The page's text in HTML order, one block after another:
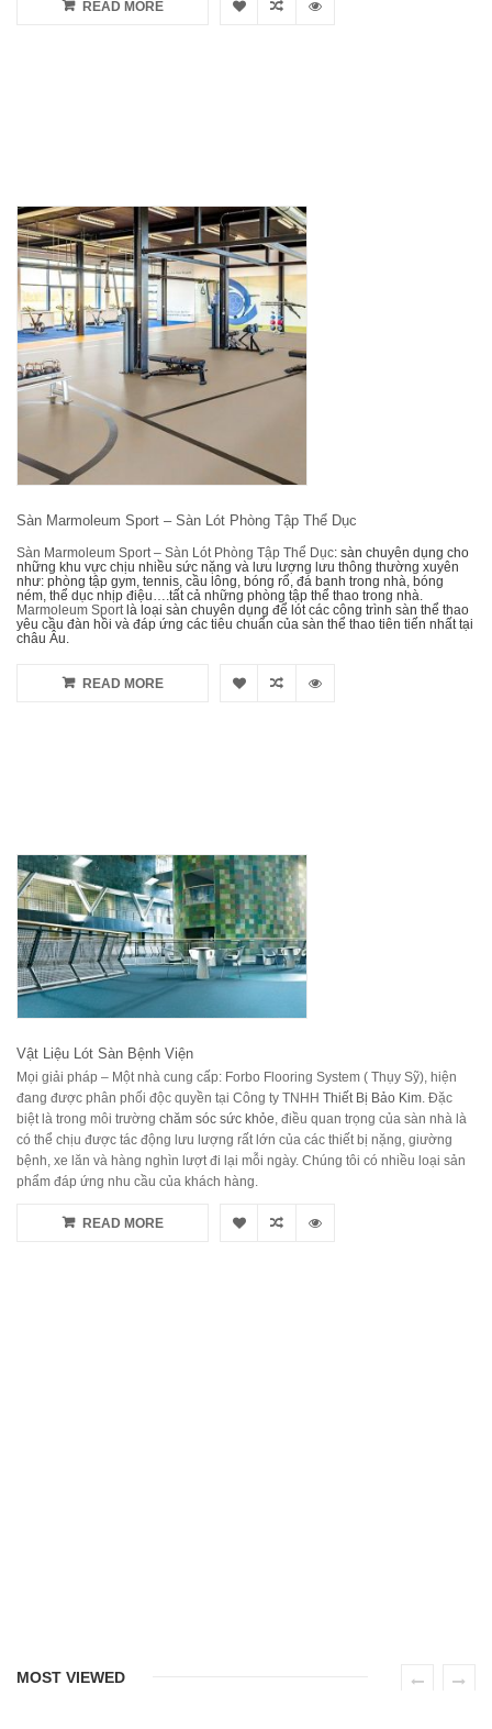
READ MORE
Sàn Marmoleum Sport – Sàn Lót Phòng Tập Thể Dục
Sàn Marmoleum Sport – Sàn Lót Phòng Tập Thể Dục: sàn chuyên dụng cho
những khu vực chịu nhiều sức nặng và lưu lượng lưu thông thường xuyên
như: phòng tập gym, tennis, cầu lông, bóng rổ, đá banh trong nhà, bóng
ném, thể dục nhịp điệu….tất cả những phòng tập thể thao trong nhà.
Marmoleum Sportlà loại sàn chuyên dụng để lót các công trình sàn thể thao
yêu cầu đàn hồi và đáp ứng các tiêu chuẩn của sàn thể thao tiên tiến nhất tại
châu Âu.
READ MORE
Vật Liệu Lót Sàn Bệnh Viện
Mọi giải pháp – Một nhà cung cấp: Forbo Flooring System ( Thụy Sỹ), hiện
đang được phân phối độc quyền tại Công ty TNHH Thiết Bị Bảo Kim. Đặc
biệt là trong môi trường chăm sóc sức khỏe, điều quan trọng của sàn nhà là
có thể chịu được tác động lưu lượng rất lớn của các thiết bị nặng, giường
bệnh, xe lăn và hàng nghìn lượt đi lại mỗi ngày. Chúng tôi có nhiều loại sản
phẩm đáp ứng nhu cầu của khách hàng.
READ MORE
MOST VIEWED